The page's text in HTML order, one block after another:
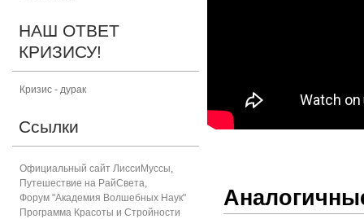
НАШ ОТВЕТ
КРИЗИСУ!
Кризис - дурак
Ссылки
Официальный сайт ЛиссиМуссы,
Путешествие на РайСвета,
Форум "Академия Волшебных Наук"
Программа Красоты и Стройности